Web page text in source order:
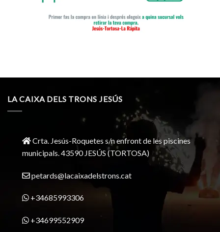
LA CAIXA DELS TRONS JESÚS
Crta. Jesús-Roquetes s/n enfront de les piscines
municipals. 43590 JESÚS (TORTOSA)
petards@lacaixadelstrons.cat
+34685993306
+34699552909